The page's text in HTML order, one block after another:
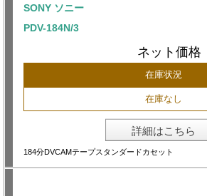
SONY ソニー
PDV-184N/3
ネット価格
在庫状況
在庫なし
詳細はこちら
184分DVCAMテープスタンダードカセット